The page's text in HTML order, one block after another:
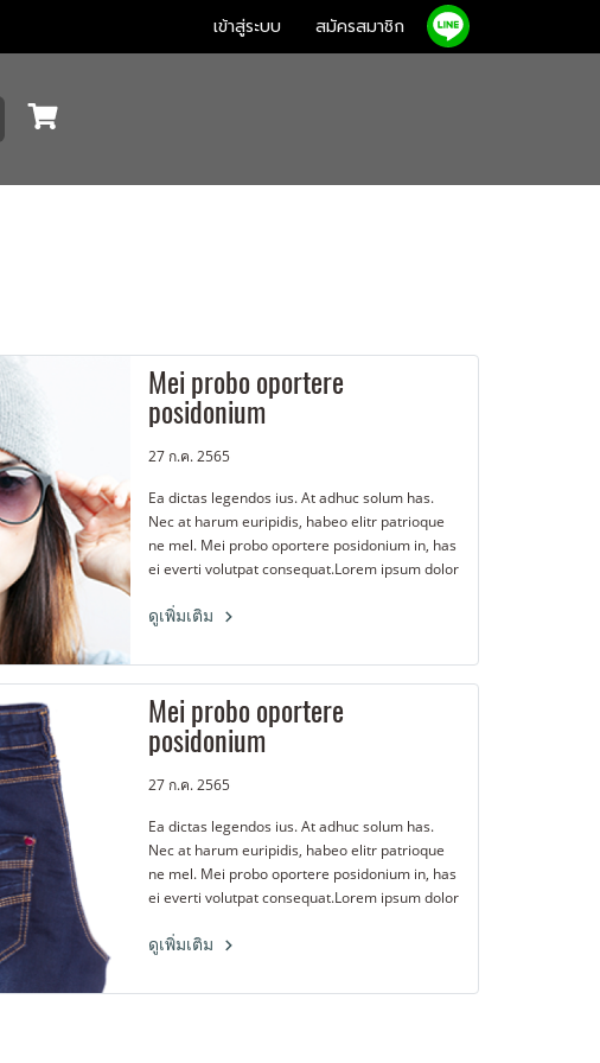
เข้าสู่ระบบ สมัครสมาชิก
Mei probo oportere
posidonium
27 ก.ค. 2565
Ea dictas legendos ius. At adhuc solum has.
Nec at harum euripidis, habeo elitr patrioque
ne mel. Mei probo oportere posidonium in, has
ei everti volutpat consequat.Lorem ipsum dolor
ceteros platonem. Ea dictas legendos ius. At
ดูเพิ่มเติม
Mei probo oportere
posidonium
27 ก.ค. 2565
Ea dictas legendos ius. At adhuc solum has.
Nec at harum euripidis, habeo elitr patrioque
ne mel. Mei probo oportere posidonium in, has
ei everti volutpat consequat.Lorem ipsum dolor
ceteros platonem. Ea dictas legendos ius. At
ดูเพิ่มเติม